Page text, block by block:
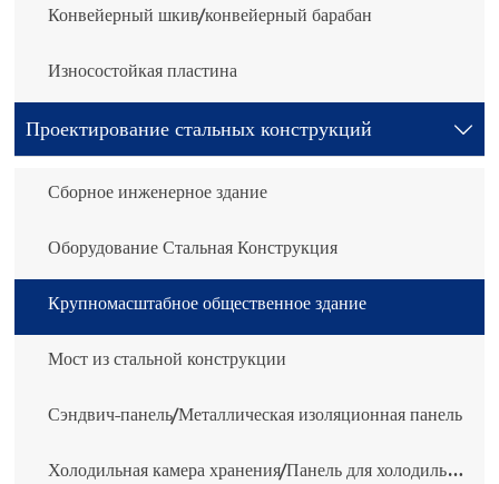
Конвейерный шкив/конвейерный барабан
Износостойкая пластина
Проектирование стальных конструкций 
Сборное инженерное здание
Оборудование Стальная Конструкция
Крупномасштабное общественное здание
Мост из стальной конструкции
Сэндвич-панель/Металлическая изоляционная панель
Холодильная камера хранения/Панель для холодильной камеры